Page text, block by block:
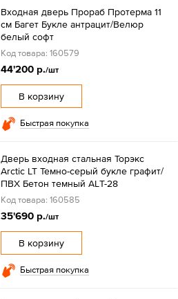
Входная дверь Прораб Протерма 11
см Багет Букле антрацит/Велюр
белый софт
Код товара: 160579
44'200 р./шт
В корзину
Быстрая покупка
Дверь входная стальная Торэкс
Arctic LT Темно-серый букле графит/
ПВХ Бетон темный АLТ-28
Код товара: 160585
35'690 р./шт
В корзину
Быстрая покупка